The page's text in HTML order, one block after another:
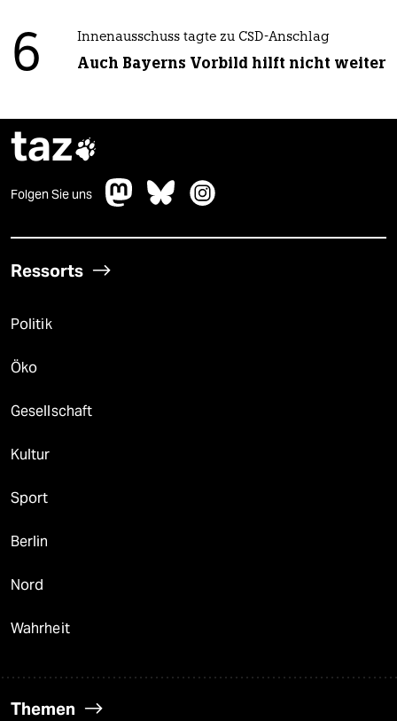
6 Innenausschuss tagte zu CSD-Anschlag
Auch Bayerns Vorbild hilft nicht weiter
taz
Folgen Sie uns
Ressorts
Politik
Öko
Gesellschaft
Kultur
Sport
Berlin
Nord
Wahrheit
Themen